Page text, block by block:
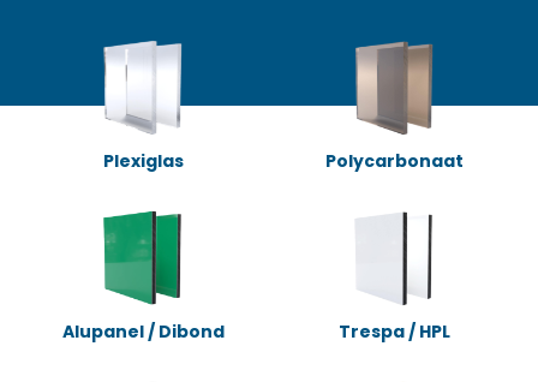
Plexiglas Polycarbonaat
Alupanel / Dibond Trespa / HPL